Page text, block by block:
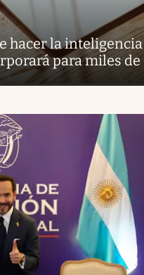
hacer la inteligencia
para miles de